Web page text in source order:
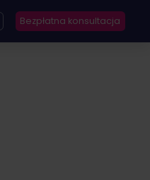
Bezpłatna konsultacja